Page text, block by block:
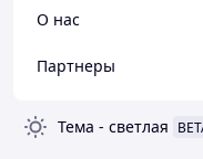
О нас
Партнеры
Тема - светлая